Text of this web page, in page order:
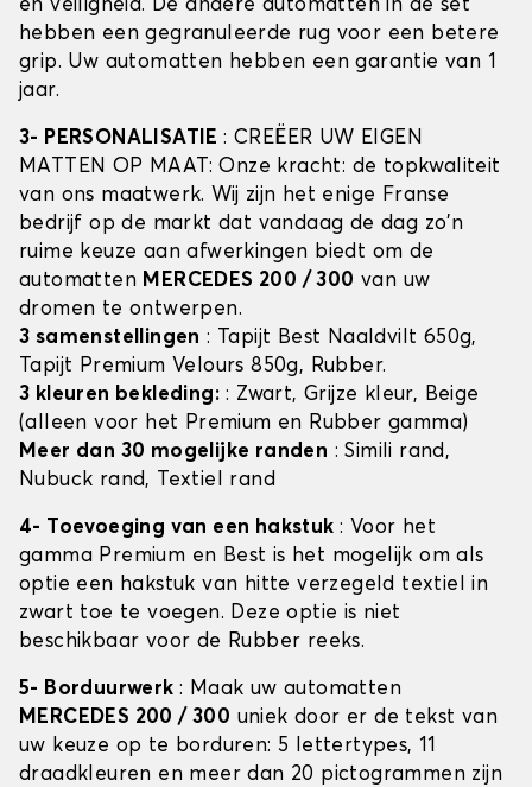
en veiligheid. De andere automatten in de set
hebben een gegranuleerde rug voor een betere
grip. Uw automatten hebben een garantie van 1
jaar.
3- PERSONALISATIE: CREËER UW EIGEN
MATTEN OP MAAT: Onze kracht: de topkwaliteit
van ons maatwerk. Wij zijn het enige Franse
bedrijf op de markt dat vandaag de dag zo'n
ruime keuze aan afwerkingen biedt om de
automatten MERCEDES 200 / 300 van uw
dromen te ontwerpen.
3 samenstellingen : Tapijt Best Naaldvilt 650g,
Tapijt Premium Velours 850g, Rubber.
3 kleuren bekleding: : Zwart, Grijze kleur, Beige
(alleen voor het Premium en Rubber gamma)
Meer dan 30 mogelijke randen : Simili rand,
Nubuck rand, Textiel rand
4- Toevoeging van een hakstuk : Voor het
gamma Premium en Best is het mogelijk om als
optie een hakstuk van hitte verzegeld textiel in
zwart toe te voegen. Deze optie is niet
beschikbaar voor de Rubber reeks.
5- Borduurwerk : Maak uw automatten
MERCEDES 200 / 300 uniek door er de tekst van
uw keuze op te borduren: 5 lettertypes, 11
draadkleuren en meer dan 20 pictogrammen zijn